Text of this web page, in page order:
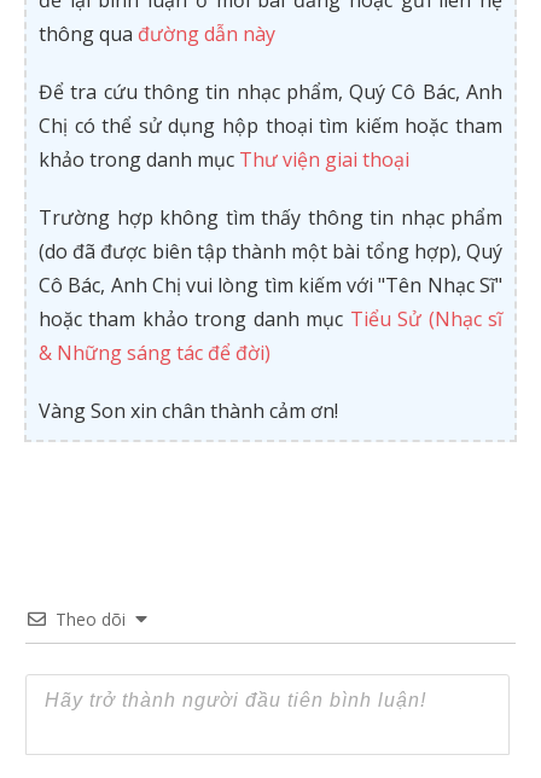
thông qua đường dẫn này
Để tra cứu thông tin nhạc phẩm, Quý Cô Bác, Anh
Chị có thể sử dụng hộp thoại tìm kiếm hoặc tham
khảo trong danh mục Thư viện giai thoại
Trường hợp không tìm thấy thông tin nhạc phẩm
(do đã được biên tập thành một bài tổng hợp), Quý
Cô Bác, Anh Chị vui lòng tìm kiếm với "Tên Nhạc Sĩ"
hoặc tham khảo trong danh mục Tiểu Sử (Nhạc sĩ
& Những sáng tác để đời)
Vàng Son xin chân thành cảm ơn!
Theo dõi